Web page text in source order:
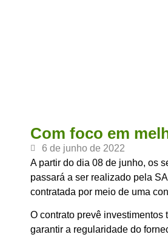
Com foco em
6 de junho de 2022
A partir do dia 08 de junho, os
passará a ser realizado pela
contratada por meio de uma
O contrato prevê
garantir a regularidade do